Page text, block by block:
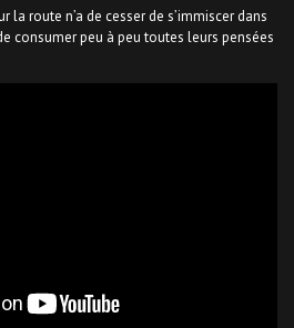
la route n’a de cesser de s’immiscer dans
consumer peu à peu toutes leurs pensées